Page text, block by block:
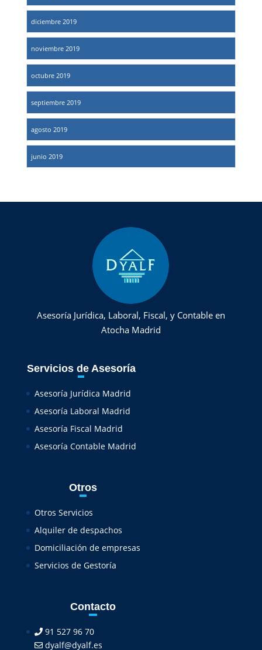
diciembre 2019
noviembre 2019
octubre 2019
septiembre 2019
agosto 2019
junio 2019
Asesoría Jurídica, Laboral, Fiscal, y Contable en
Atocha Madrid
Servicios de Asesoría
Asesoría Jurídica Madrid
Asesoría Laboral Madrid
Asesoría Fiscal Madrid
Asesoría Contable Madrid
Otros
Otros Servicios
Alquiler de despachos
Domiciliación de empresas
Servicios de Gestoría
Contacto
91 527 96 70
dyalf@dyalf.es